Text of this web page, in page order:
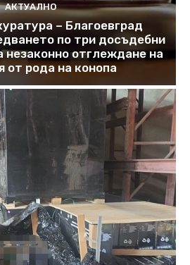
АКТУАЛНО
– Благоевград
по три досъдебни
незаконно отглеждане на
от рода на конопа